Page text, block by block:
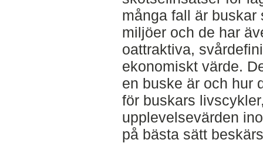
många fall är buskar
miljöer och de har
oattraktiva,
ekonomiskt värde.
en buske är och hur
för buskars
upplevelsevärden
på bästa sätt